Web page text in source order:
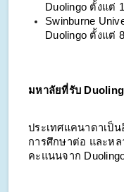
Duolingo ตั้งแต่
Swinburne
Duolingo ตั้งแต่
มหาลัยที่รับ
ประเทศแคนาดาเป็
การศึกษาต่อ และห
คะแนนจาก